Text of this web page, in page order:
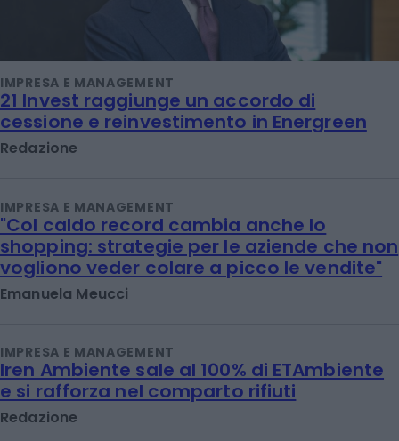
IMPRESA E MANAGEMENT
21 Invest raggiunge un accordo di
cessione e reinvestimento in Energreen
Redazione
IMPRESA E MANAGEMENT
"Col caldo record cambia anche lo
shopping: strategie per le aziende che non
vogliono veder colare a picco le vendite"
Emanuela Meucci
IMPRESA E MANAGEMENT
Iren Ambiente sale al 100% di ETAmbiente
e si rafforza nel comparto rifiuti
Redazione